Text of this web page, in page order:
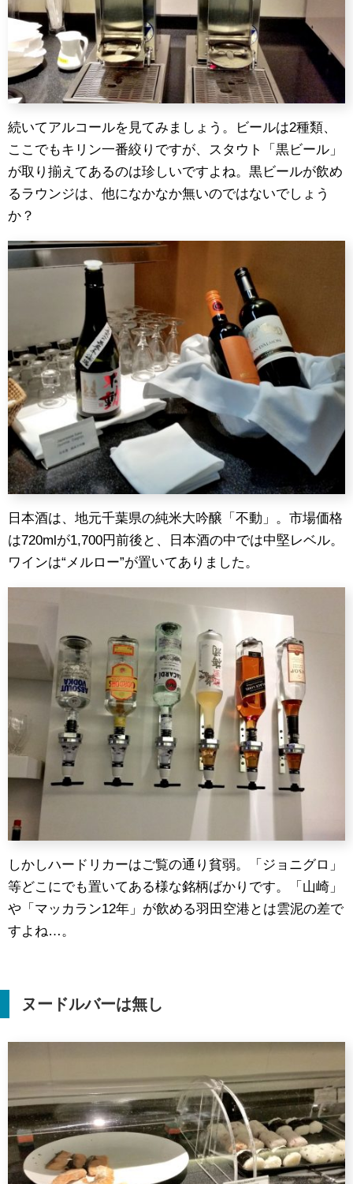
続いてアルコールを見てみましょう。ビールは2種類、
ここでもキリン一番絞りですが、スタウト「黒ビール」
が取り揃えてあるのは珍しいですよね。黒ビールが飲め
るラウンジは、他になかなか無いのではないでしょう
か？
日本酒は、地元千葉県の純米大吟醸「不動」。市場価格
は720mlが1,700円前後と、日本酒の中では中堅レベル。
ワインは“メルロー”が置いてありました。
しかしハードリカーはご覧の通り貧弱。「ジョニグロ」
等どこにでも置いてある様な銘柄ばかりです。「山崎」
や「マッカラン12年」が飲める羽田空港とは雲泥の差で
すよね…。
ヌードルバーは無し